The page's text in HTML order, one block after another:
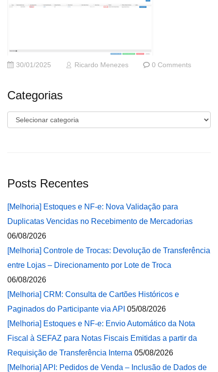
30/01/2025 Ricardo Menezes 0 Comments
Categorias
Categorias
Posts Recentes
[Melhoria] Estoques e NF-e: Nova Validação para
Duplicatas Vencidas no Recebimento de Mercadorias
06/08/2026
[Melhoria] Controle de Trocas: Devolução de Transferência
entre Lojas – Direcionamento por Lote de Troca
06/08/2026
[Melhoria] CRM: Consulta de Cartões Históricos e
Paginados do Participante via API 05/08/2026
[Melhoria] Estoques e NF-e: Envio Automático da Nota
Fiscal à SEFAZ para Notas Fiscais Emitidas a partir da
Requisição de Transferência Interna 05/08/2026
[Melhoria] API: Pedidos de Venda – Inclusão de Dados de